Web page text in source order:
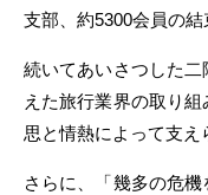
支部、約5300会員の結
続いてあいさつした
えた旅行業界の取り
思と情熱によって支え
さらに、「幾多の危